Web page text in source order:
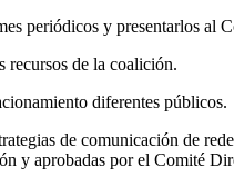
periódicos y presentarlos al
recursos de la coalición.
diferentes públicos.
de comunicación de
y aprobadas por el Comité